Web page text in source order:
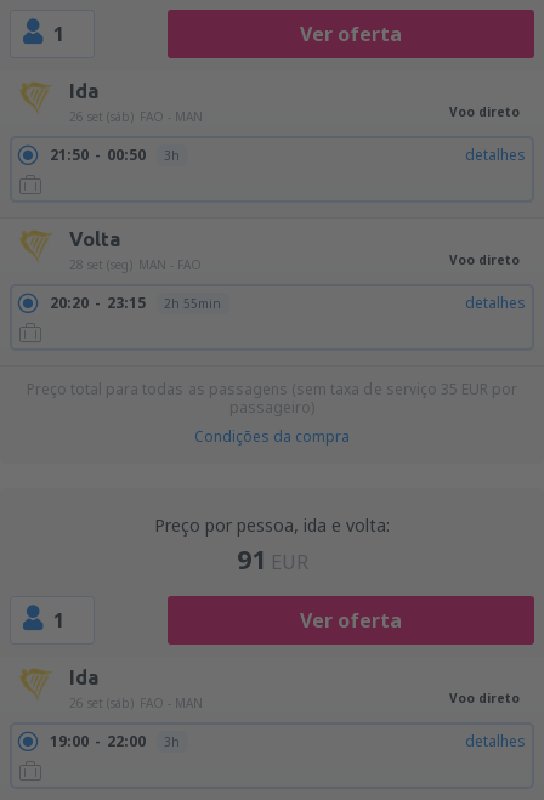
1 Ver oferta
Ida
26 set (sáb) FAO - MAN Voo direto
21:50 00:50 3h detalhes
Volta
28 set (seg) MAN - FAO Voo direto
20:20 23:15 2h 55min detalhes
Preço total para todas as passagens (sem taxa de serviço 35 EUR por
passageiro)
Condições da compra
Preço por pessoa, ida e volta:
91 EUR
1 Ver oferta
Ida
26 set (sáb) FAO - MAN Voo direto
19:00 22:00 3h detalhes